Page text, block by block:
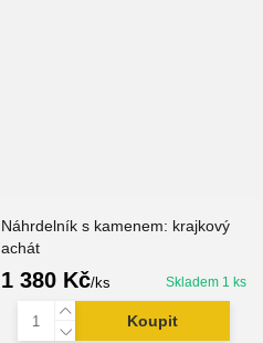
Náhrdelník s kamenem: krajkový
achát
1 380 Kč/ks Skladem 1 ks
Koupit